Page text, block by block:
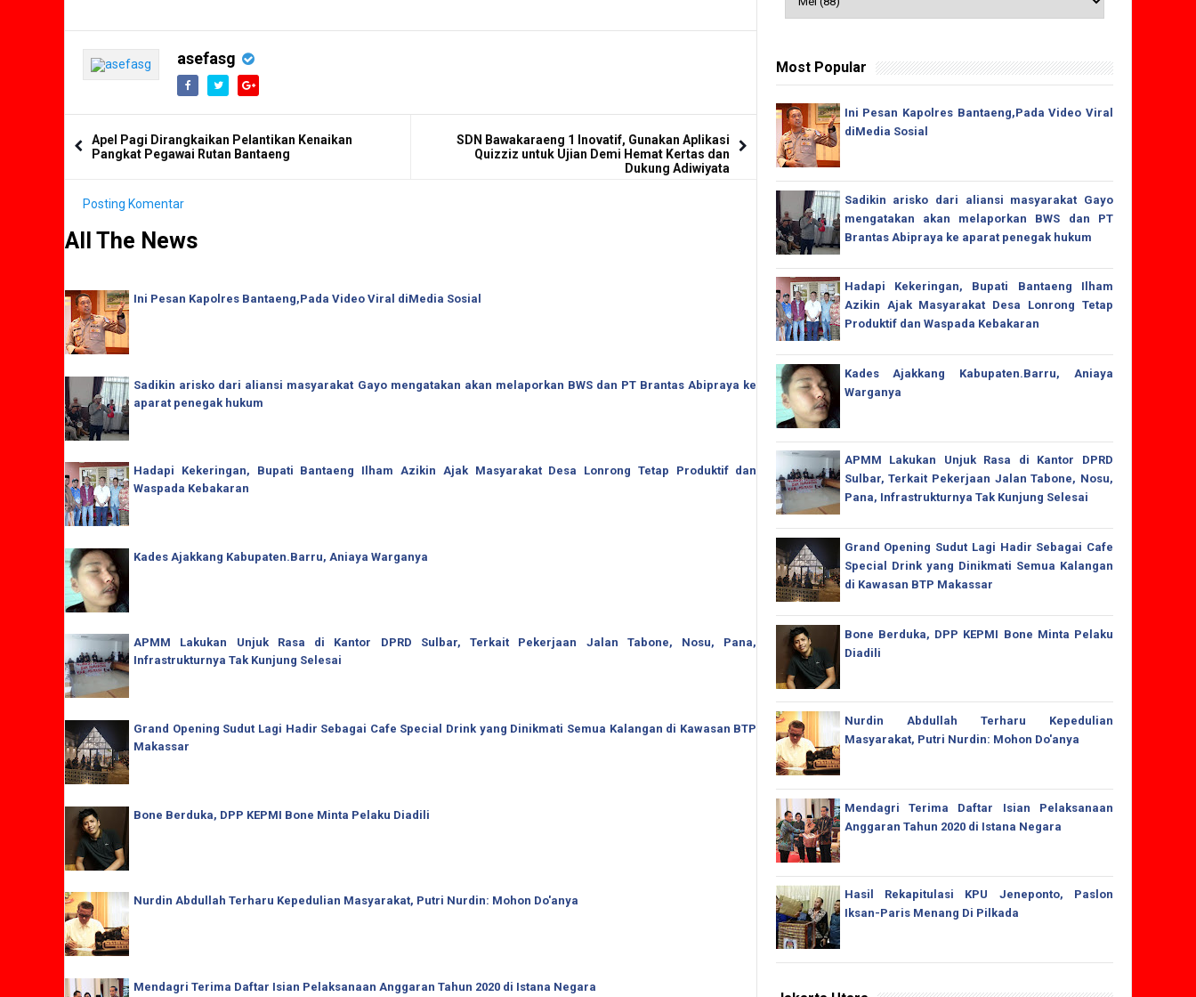
asefasg
Apel Pagi Dirangkaikan Pelantikan Kenaikan
Pangkat Pegawai Rutan Bantaeng
SDN Bawakaraeng 1 Inovatif, Gunakan Aplikasi
Quizziz untuk Ujian Demi Hemat Kertas dan
Dukung Adiwiyata
Posting Komentar
All The News
Ini Pesan Kapolres Bantaeng,Pada Video Viral diMedia Sosial
Sadikin arisko dari aliansi masyarakat Gayo mengatakan akan melaporkan BWS dan PT Brantas Abipraya ke
aparat penegak hukum
Hadapi Kekeringan, Bupati Bantaeng Ilham Azikin Ajak Masyarakat Desa Lonrong Tetap Produktif dan
Waspada Kebakaran
Kades Ajakkang Kabupaten.Barru, Aniaya Warganya
APMM Lakukan Unjuk Rasa di Kantor DPRD Sulbar, Terkait Pekerjaan Jalan Tabone, Nosu, Pana,
Infrastrukturnya Tak Kunjung Selesai
Grand Opening Sudut Lagi Hadir Sebagai Cafe Special Drink yang Dinikmati Semua Kalangan di Kawasan BTP
Makassar
Bone Berduka, DPP KEPMI Bone Minta Pelaku Diadili
Nurdin Abdullah Terharu Kepedulian Masyarakat, Putri Nurdin: Mohon Do'anya
Mendagri Terima Daftar Isian Pelaksanaan Anggaran Tahun 2020 di Istana Negara
Most Popular
Ini Pesan Kapolres Bantaeng,Pada Video Viral
diMedia Sosial
Sadikin arisko dari aliansi masyarakat Gayo
mengatakan akan melaporkan BWS dan PT
Brantas Abipraya ke aparat penegak hukum
Hadapi Kekeringan, Bupati Bantaeng Ilham
Azikin Ajak Masyarakat Desa Lonrong Tetap
Produktif dan Waspada Kebakaran
Kades Ajakkang Kabupaten.Barru, Aniaya
Warganya
APMM Lakukan Unjuk Rasa di Kantor DPRD
Sulbar, Terkait Pekerjaan Jalan Tabone, Nosu,
Pana, Infrastrukturnya Tak Kunjung Selesai
Grand Opening Sudut Lagi Hadir Sebagai Cafe
Special Drink yang Dinikmati Semua Kalangan
di Kawasan BTP Makassar
Bone Berduka, DPP KEPMI Bone Minta Pelaku
Diadili
Nurdin Abdullah Terharu Kepedulian
Masyarakat, Putri Nurdin: Mohon Do'anya
Mendagri Terima Daftar Isian Pelaksanaan
Anggaran Tahun 2020 di Istana Negara
Hasil Rekapitulasi KPU Jeneponto, Paslon
Iksan-Paris Menang Di Pilkada